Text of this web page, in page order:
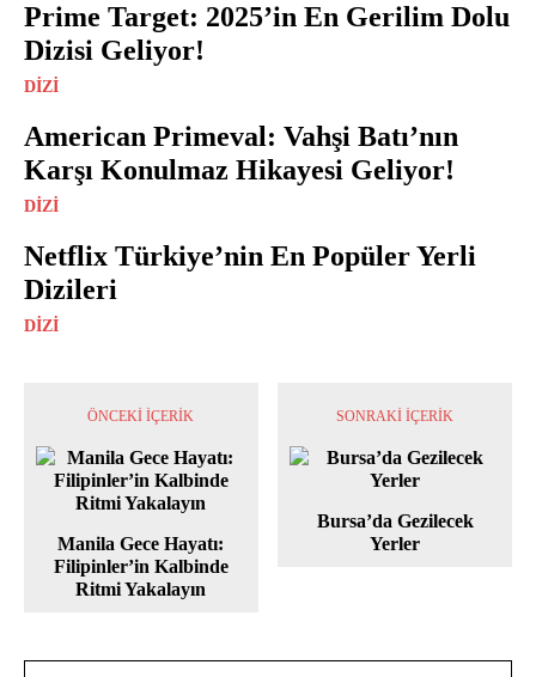
Prime Target: 2025’in En Gerilim Dolu
Dizisi Geliyor!
DIZI
American Primeval: Vahşi Batı’nın
Karşı Konulmaz Hikayesi Geliyor!
DIZI
Netflix Türkiye’nin En Popüler Yerli
Dizileri
DIZI
ÖNCEKI İÇERIK
Manila Gece Hayatı:
Filipinler’in Kalbinde
Ritmi Yakalayın
SONRAKI İÇERIK
Bursa’da Gezilecek
Yerler